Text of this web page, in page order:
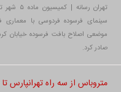
تهران
سینمای فرسوده فردوسی با
صادر کرد.
متروباس از سه راه تهرانپارس